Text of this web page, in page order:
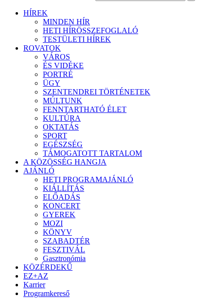
HÍREK
MINDEN HÍR
HETI HÍRÖSSZEFOGLALÓ
TESTÜLETI HÍREK
ROVATOK
VÁROS
ÉS VIDÉKE
PORTRÉ
ÜGY
SZENTENDREI TÖRTÉNETEK
MÚLTUNK
FENNTARTHATÓ ÉLET
KULTÚRA
OKTATÁS
SPORT
EGÉSZSÉG
TÁMOGATOTT TARTALOM
A KÖZÖSSÉG HANGJA
AJÁNLÓ
HETI PROGRAMAJÁNLÓ
KIÁLLÍTÁS
ELŐADÁS
KONCERT
GYEREK
MOZI
KÖNYV
SZABADTÉR
FESZTIVÁL
Gasztronómia
KÖZÉRDEKŰ
EZ+AZ
Karrier
Programkereső